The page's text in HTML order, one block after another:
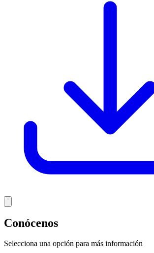
Conócenos
Selecciona una opción para más información